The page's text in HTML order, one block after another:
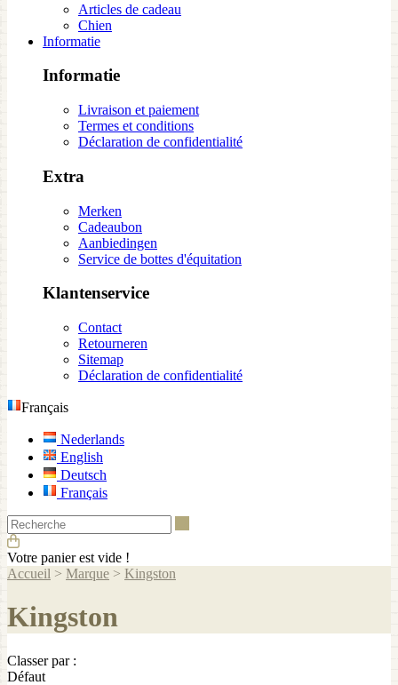
Articles de cadeau
Chien
Informatie
Informatie
Livraison et paiement
Termes et conditions
Déclaration de confidentialité
Extra
Merken
Cadeaubon
Aanbiedingen
Service de bottes d'équitation
Klantenservice
Contact
Retourneren
Sitemap
Déclaration de confidentialité
Français
Nederlands
English
Deutsch
Français
Votre panier est vide !
Accueil > Marque > Kingston
Kingston
Classer par :
Défaut